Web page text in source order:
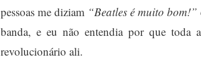
pessoas me diziam “Beatles é muito bom!”
banda, e eu não entendia por que toda
revolucionário ali.